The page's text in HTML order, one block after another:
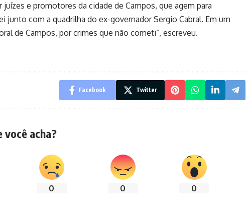
e promotores da cidade de Campos, que agem para
junto com a quadrilha do ex-governador Sergio Cabral. Em um
de Campos, por crimes que não cometi”, escreveu.
Facebook Twitter
você acha?
0 0 0